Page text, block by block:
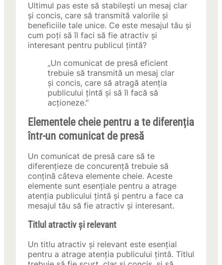
Ultimul pas este să stabilești un mesaj clar
și concis, care să transmită valorile și
beneficiile tale unice. Ce este mesajul tău și
cum poți să îl faci să fie atractiv și
interesant pentru publicul țintă?
„Un comunicat de presă eficient
trebuie să transmită un mesaj clar
și concis, care să atragă atenția
publicului țintă și să îl facă să
acționeze.”
Elementele cheie pentru a te diferenția
într-un comunicat de presă
Un comunicat de presă care să te
diferențieze de concurență trebuie să
conțină câteva elemente cheie. Aceste
elemente sunt esențiale pentru a atrage
atenția publicului țintă și pentru a face ca
mesajul tău să fie atractiv și interesant.
Titlul atractiv și relevant
Un titlu atractiv și relevant este esențial
pentru a atrage atenția publicului țintă. Titlul